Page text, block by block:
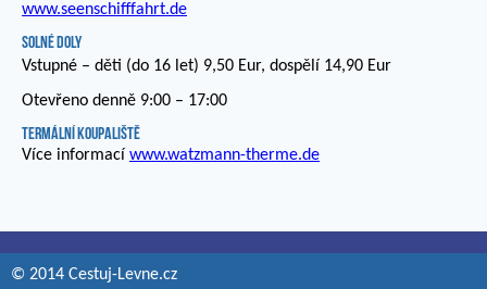
www.seenschifffahrt.de
Solné doly
Vstupné – děti (do 16 let) 9,50 Eur, dospělí 14,90 Eur
Otevřeno denně 9:00 – 17:00
Termální koupaliště
Více informací www.watzmann-therme.de
© 2014 Cestuj-Levne.cz